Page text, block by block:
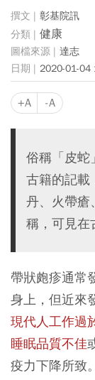
彰基院訊
健康
達志
2020-01-04
+A -A
俗稱「皮蛇
古籍的記載
丹、火帶瘡
稱，可見在
帶狀皰疹通常
身上，但近來
現代人工作過
睡眠品質不佳
疫力下降所致。